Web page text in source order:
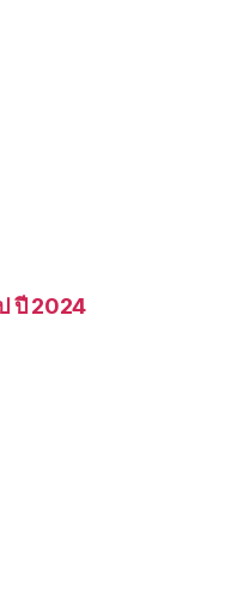
ปี 2024